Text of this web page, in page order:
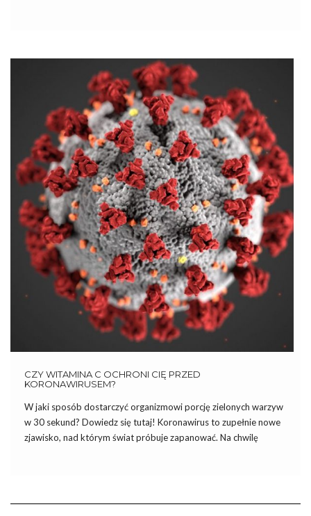
CZY WITAMINA C OCHRONI CIĘ PRZED
KORONAWIRUSEM?
W jaki sposób dostarczyć organizmowi porcję zielonych warzyw
w 30 sekund? Dowiedz się tutaj! Koronawirus to zupełnie nowe
zjawisko, nad którym świat próbuje zapanować. Na chwilę